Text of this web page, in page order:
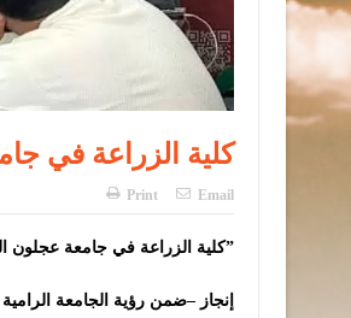
كلية الزراعة في
Print Email
كلية الزراعة في جامعة عجلون الوطنية تشارك في مسابقة “هاكاثون الزراعة المستدامة”